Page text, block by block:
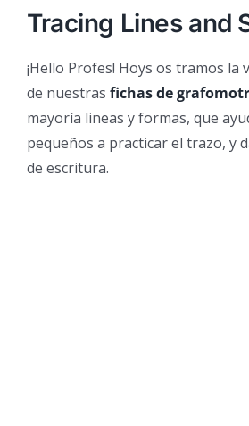
Tracing Lines and
¡Hello Profes! Hoys os tramos la
de nuestras fichas de
mayoría lineas y formas, que
pequeños a practicar el trazo, y
de escritura.